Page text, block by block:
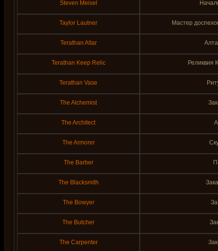
Steven Meisel
Taylor Lautner Мастер
Terathan Altar
Terathan Keep Relic Реликвия
Terathan Vase
The Alchemist
The Architect
The Armorer
The Barber
The Blacksmith
The Bowyer
The Butcher
The Carpenter